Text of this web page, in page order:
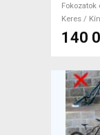
Fokozatok
Keres /
140